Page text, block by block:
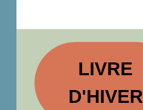
LIVRE
D'HIVER